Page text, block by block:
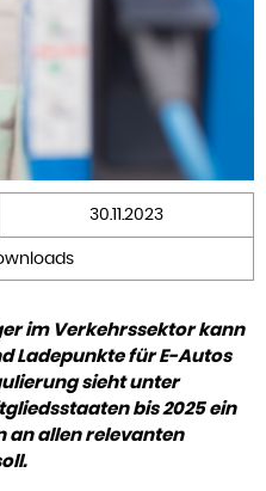
30.11.2023
im Verkehrssektor kann
Ladepunkte für E-Autos
sieht unter
bis 2025 ein
an allen relevanten